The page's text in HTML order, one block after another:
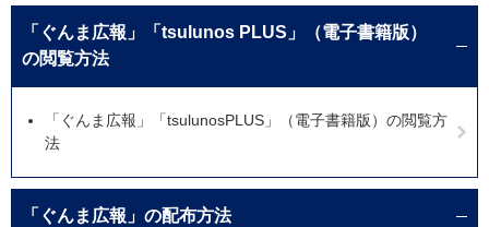
「ぐんま広報」「tsulunos PLUS」（電子書籍版）
の閲覧方法
「ぐんま広報」「tsulunosPLUS」（電子書籍版）の閲覧方
法
「ぐんま広報」の配布方法